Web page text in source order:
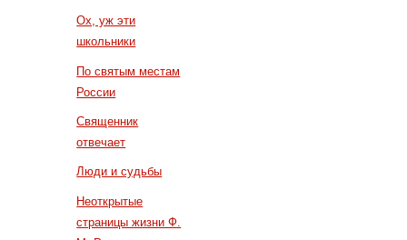
Ох, уж эти
школьники
По святым местам
России
Священник
отвечает
Люди и судьбы
Неоткрытые
страницы жизни Ф.